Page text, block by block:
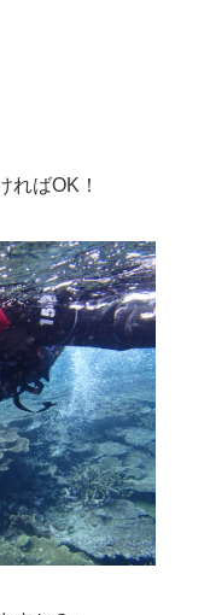
ればOK！